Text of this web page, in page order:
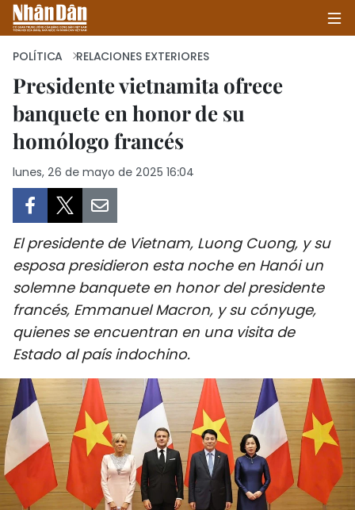
INICIO
POLÍTICA
SALUD - MEDIO AMBIENTE
CULTURA - ENTRETENIMIENTO
INTERNACIONAL
DEPORTES
VIAJES
PUENTE DE AMISTAD
HISTORIAS MULTIMEDIA
POLÍTICA RELACIONES EXTERIORES
Presidente vietnamita ofrece
banquete en honor de su
homólogo francés
lunes, 26 de mayo de 2025 16:04
El presidente de Vietnam, Luong Cuong, y su
esposa presidieron esta noche en Hanói un
solemne banquete en honor del presidente
francés, Emmanuel Macron, y su cónyuge,
quienes se encuentran en una visita de
Estado al país indochino.